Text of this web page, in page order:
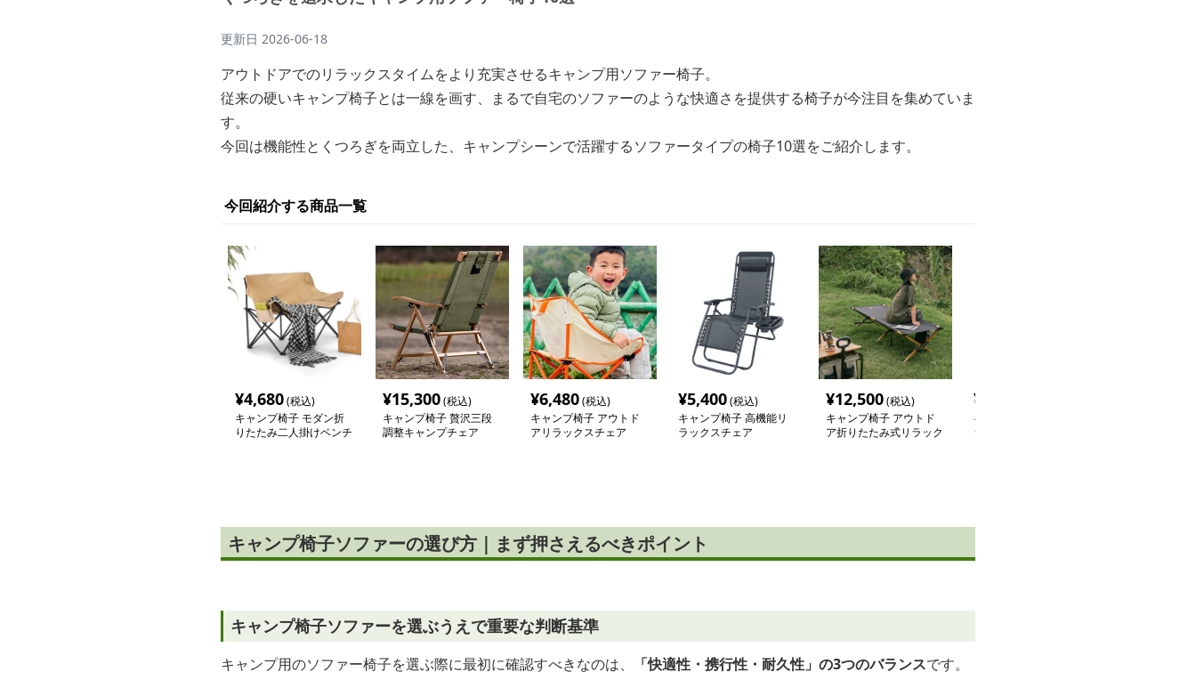
更新日 2026-06-18
アウトドアでのリラックスタイムをより充実させるキャンプ用ソファー椅子。
従来の硬いキャンプ椅子とは一線を画す、まるで自宅のソファーのような快適さを提供する椅子が今注目を集めていま
す。
今回は機能性とくつろぎを両立した、キャンプシーンで活躍するソファータイプの椅子10選をご紹介します。
今回紹介する商品一覧
¥4,680(税込)
キャンプ椅子 モダン折
りたたみ二人掛けベンチ
¥15,300(税込)
キャンプ椅子 贅沢三段
調整キャンプチェア
¥6,480(税込)
キャンプ椅子 アウトド
アリラックスチェア
¥5,400(税込)
キャンプ椅子 高機能リ
ラックスチェア
¥12,500(税込)
キャンプ椅子 アウトド
ア折りたたみ式リラック
¥
キャンプ椅子 ゆらりリ
ラックス キャンプチェ
キャンプ椅子ソファーの選び方｜まず押さえるべきポイント
キャンプ椅子ソファーを選ぶうえで重要な判断基準
キャンプ用のソファー椅子を選ぶ際に最初に確認すべきなのは、 「快適性・携行性・耐久性」の3つのバランスです。